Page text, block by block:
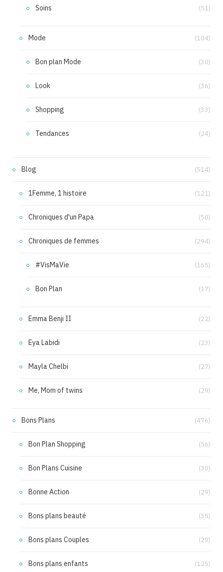
Soins (51)
Mode (104)
Bon plan Mode (30)
Look (36)
Shopping (33)
Tendances (24)
Blog (514)
1Femme, 1 histoire (121)
Chroniques d'un Papa (50)
Chroniques de femmes (294)
#VisMaVie (165)
Bon Plan (17)
Emma Benji II (22)
Eya Labidi (23)
Mayla Chelbi (27)
Me, Mom of twins (29)
Bons Plans (476)
Bon Plan Shopping (56)
Bon Plans Cuisine (30)
Bonne Action (29)
Bons plans beauté (35)
Bons plans Couples (29)
Bons plans enfants (125)